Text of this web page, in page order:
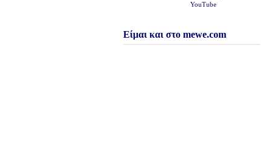
YouTube
Είμαι και στο mewe.com